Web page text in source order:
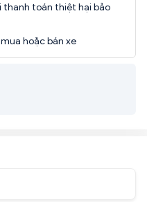
thanh toán thiệt hại bảo
hoặc bán xe